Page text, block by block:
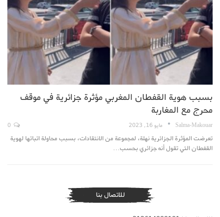
بسبب هوية القفطان المغربي مؤثرة جزائرية في موقف
محرج مع المغاربة
Salma-Makouar مايو 16, 2023
تعرضت المؤثرة الجزائرية نهلة، لمجموعة من الانتقادات، بسبب محاولة اتباتها لهوية
القفطان التي تقول أنه جزائري بحسب…
للاتصال بنا